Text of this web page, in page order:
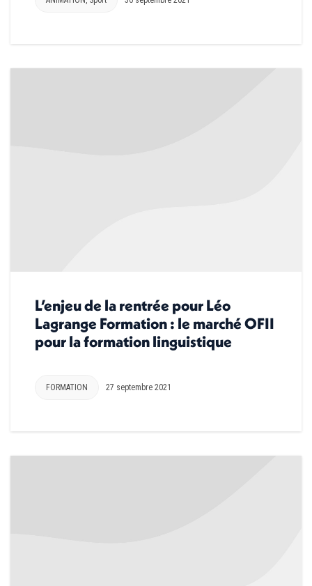
L’enjeu de la rentrée pour Léo
Lagrange Formation : le marché OFII
pour la formation linguistique
FORMATION 27 septembre 2021